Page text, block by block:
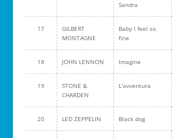
Sandra
17
GILBERT
MONTAGNE
Baby I feel so
fine
18 JOHN LENNON Imagine
19
STONE &
CHARDEN
L'avventura
20 LED ZEPPELIN Black dog